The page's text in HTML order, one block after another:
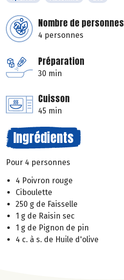
Nombre de personnes
4 personnes
Préparation
30 min
Cuisson
45 min
Ingrédients
Pour 4 personnes
4 Poivron rouge
Ciboulette
250 g de Faisselle
1 g de Raisin sec
1 g de Pignon de pin
4 c. à s. de Huile d'olive